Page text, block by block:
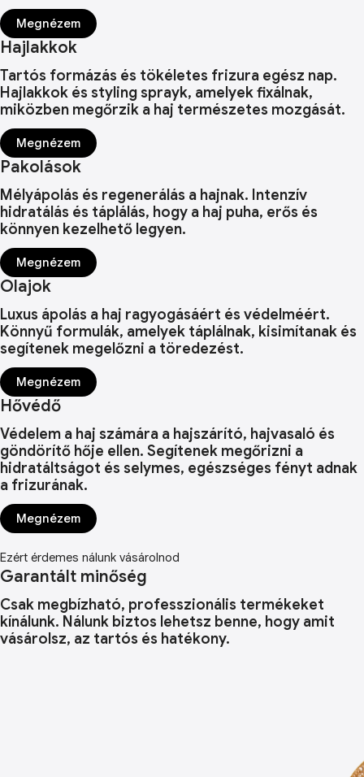
Megnézem
Hajlakkok
Tartós formázás és tökéletes frizura egész nap.
Hajlakkok és styling sprayk, amelyek fixálnak,
miközben megőrzik a haj természetes mozgását.
Megnézem
Pakolások
Mélyápolás és regenerálás a hajnak. Intenzív
hidratálás és táplálás, hogy a haj puha, erős és
könnyen kezelhető legyen.
Megnézem
Olajok
Luxus ápolás a haj ragyogásáért és védelméért.
Könnyű formulák, amelyek táplálnak, kisimítanak és
segítenek megelőzni a töredezést.
Megnézem
Hővédő
Védelem a haj számára a hajszárító, hajvasaló és
göndörítő hője ellen. Segítenek megőrizni a
hidratáltságot és selymes, egészséges fényt adnak
a frizurának.
Megnézem
Ezért érdemes nálunk vásárolnod
Garantált minőség
Csak megbízható, professzionális termékeket
kínálunk. Nálunk biztos lehetsz benne, hogy amit
vásárolsz, az tartós és hatékony.